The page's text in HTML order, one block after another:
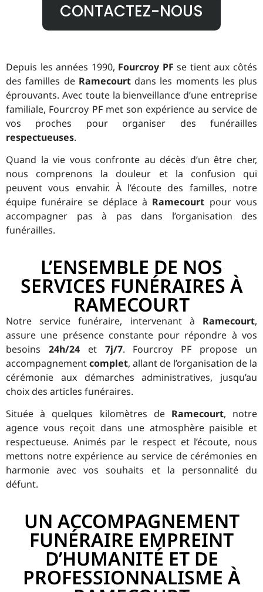
CONTACTEZ-NOUS
Depuis les années 1990, Fourcroy PF se tient aux côtés
des familles de Ramecourtdans les moments les plus
éprouvants. Avec toute la bienveillance d’une entreprise
familiale, Fourcroy PF met son expérience au service de
vos proches pour organiser des funérailles
respectueuses.
Quand la vie vous confronte au décès d’un être cher,
nous comprenons la douleur et la confusion qui
peuvent vous envahir. À l’écoute des familles, notre
équipe funéraire se déplace à Ramecourt pour vous
accompagner pas à pas dans l’organisation des
funérailles.
L’ENSEMBLE DE NOS
SERVICES FUNÉRAIRES À
RAMECOURT
Notre service funéraire, intervenant à Ramecourt,
assure une présence constante pour répondre à vos
besoins 24h/24et 7j/7. Fourcroy PF propose un
accompagnementcomplet, allant de l’organisation de la
cérémonie aux démarches administratives, jusqu’au
choix des articles funéraires.
Située à quelques kilomètres de Ramecourt, notre
agence vous reçoit dans une atmosphère paisible et
respectueuse. Animés par le respect et l’écoute, nous
mettons notre expérience au service de cérémonies en
harmonie avec vos souhaits et la personnalité du
défunt.
UN ACCOMPAGNEMENT
FUNÉRAIRE EMPREINT
D’HUMANITÉ ET DE
PROFESSIONNALISME À